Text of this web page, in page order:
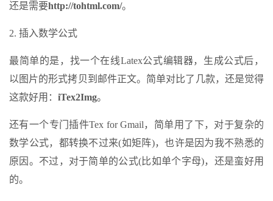
还是需要http://tohtml.com/。
2. 插入数学公式
最简单的是，找一个在线Latex公式编辑器，生成公式后，
以图片的形式拷贝到邮件正文。简单对比了几款，还是觉得
这款好用： iTex2Img。
还有一个专门插件Tex for Gmail，简单用了下，对于复杂的
数学公式，都转换不过来(如矩阵)，也许是因为我不熟悉的
原因。不过，对于简单的公式(比如单个字母)，还是蛮好用
的。